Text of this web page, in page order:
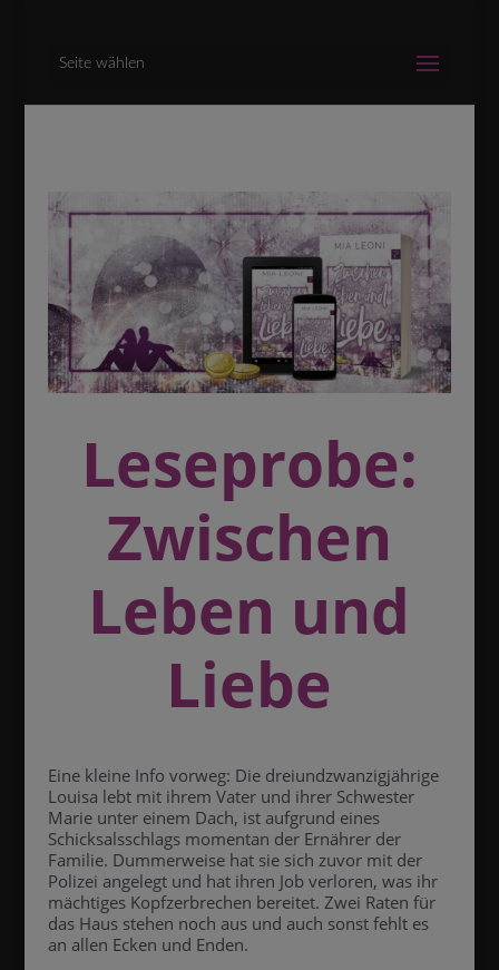
Seite wählen
Leseprobe:
Zwischen
Leben und
Liebe
Eine kleine Info vorweg: Die dreiundzwanzigjährige
Louisa lebt mit ihrem Vater und ihrer Schwester
Marie unter einem Dach, ist aufgrund eines
Schicksalsschlags momentan der Ernährer der
Familie. Dummerweise hat sie sich zuvor mit der
Polizei angelegt und hat ihren Job verloren, was ihr
mächtiges Kopfzerbrechen bereitet. Zwei Raten für
das Haus stehen noch aus und auch sonst fehlt es
an allen Ecken und Enden.